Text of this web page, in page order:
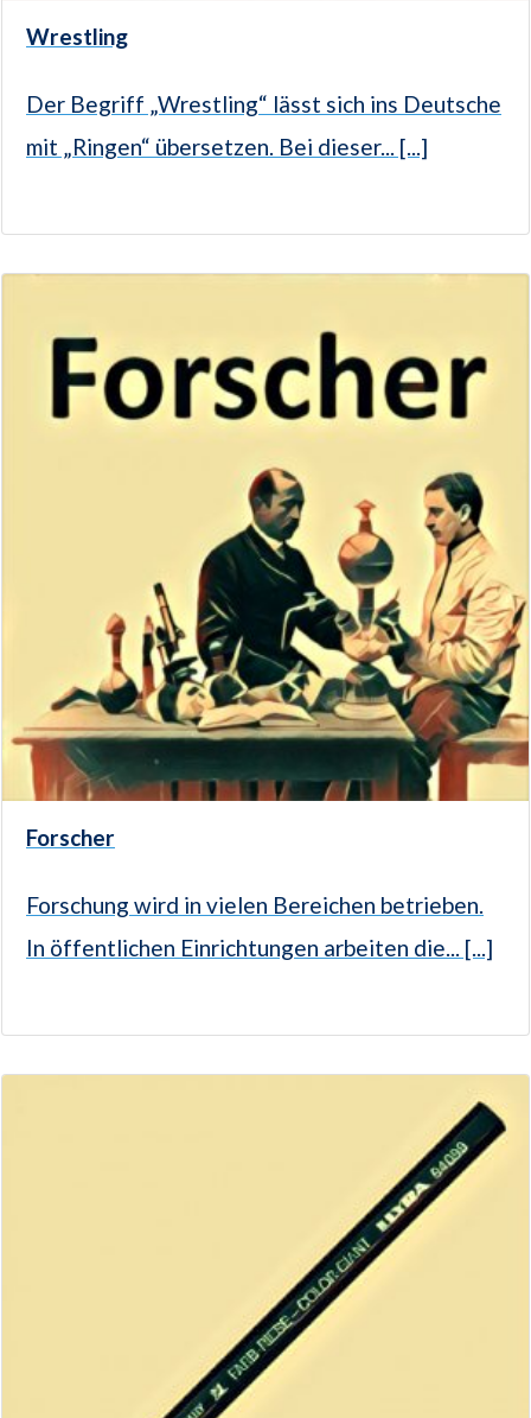
Wrestling
Der Begriff „Wrestling“ lässt sich ins Deutsche
mit „Ringen“ übersetzen. Bei dieser... [...]
Forscher
Forschung wird in vielen Bereichen betrieben.
In öffentlichen Einrichtungen arbeiten die... [...]